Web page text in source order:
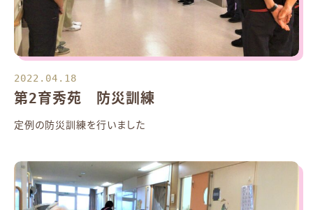
2022.04.18
第2育秀苑 防災訓練
定例の防災訓練を行いました